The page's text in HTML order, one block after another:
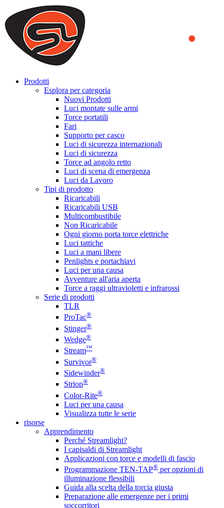
We use cookies to ensure that we provide you the best experience
on our website. By continuing to browse this website, you accept
that cookies are used to help us analyze how the website is used and
to offer you a better experience. To learn more or to find out how
you can disable cookies, you can access our
Prodotti
Esplora per categoria
Nuovi Prodotti
Luci montate sulle armi
Torce portatili
Fari
Supporto per casco
Luci di sicurezza internazionali
Luci di sicurezza
Torce ad angolo retto
Luci di scena di emergenza
Luci da Lavoro
Tipi di prodotto
Ricaricabili
Ricaricabili USB
Multicombustibile
Non Ricaricabile
Ogni giorno porta torce elettriche
Luci tattiche
Luci a mani libere
Penlights e portachiavi
Luci per una causa
Avventure all'aria aperta
Torce a raggi ultravioletti e infrarossi
Serie di prodotti
TLR
ProTac®
Stinger®
Wedge®
Stream™
Survivor®
Sidewinder®
Strion®
Color-Rite®
Luci per una causa
Visualizza tutte le serie
risorse
Apprendimento
Perché Streamlight?
I capisaldi di Streamlight
Applicazioni con torce e modelli di fascio
Programmazione TEN-TAP® per opzioni di
illuminazione flessibili
Guida alla scelta della torcia giusta
Preparazione alle emergenze per i primi
soccorritori